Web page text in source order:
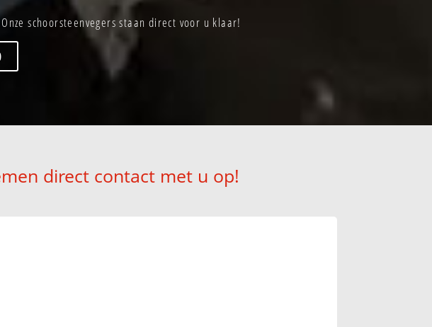
schoorsteenvegers staan direct voor u klaar!
direct contact met u op!